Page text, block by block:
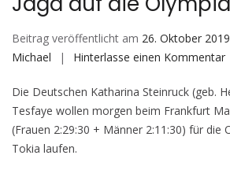
Beitrag veröffentlicht am 26. Oktober 2019
Michael
Hinterlasse einen Kommentar
Die Deutschen Katharina Steinruck (geb.
Tesfaye wollen morgen beim Frankfurt
(Frauen 2:29:30 + Männer 2:11:30) für die
Tokia laufen.